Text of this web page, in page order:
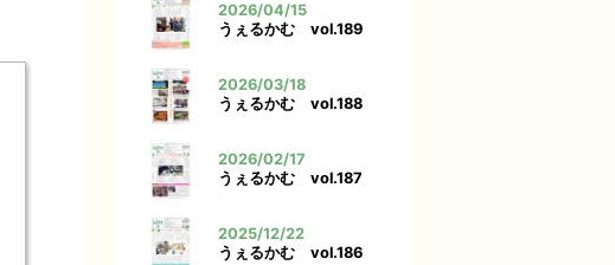
2026/04/15
うぇるかむ vol.189
2026/03/18
うぇるかむ vol.188
2026/02/17
うぇるかむ vol.187
2025/12/22
うぇるかむ vol.186